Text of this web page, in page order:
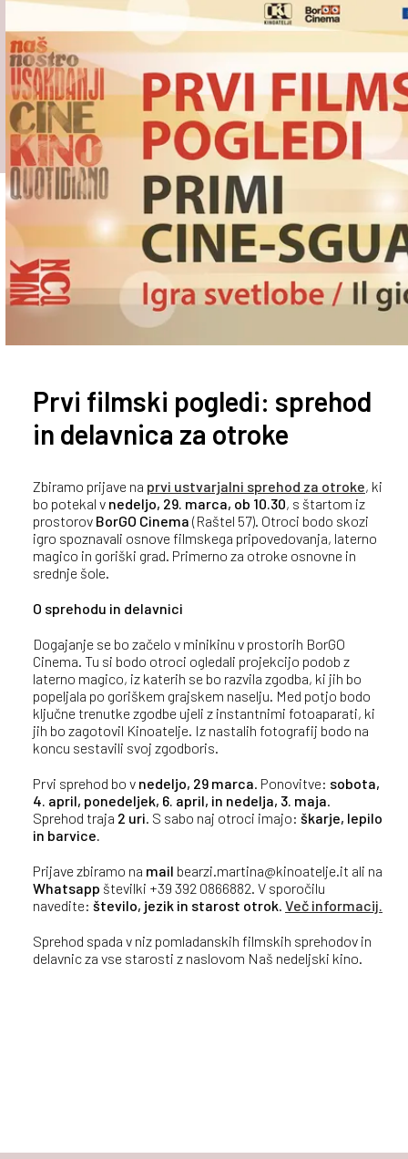
Prvi filmski pogledi: sprehod
in delavnica za otroke
Zbiramo prijave na prvi ustvarjalni sprehod za otroke, ki
bo potekal v nedeljo, 29. marca, ob 10.30, s štartom iz
prostorov BorGO Cinema (Raštel 57). Otroci bodo skozi
igro spoznavali osnove filmskega pripovedovanja, laterno
magico in goriški grad. Primerno za otroke osnovne in
srednje šole.
O sprehodu in delavnici
Dogajanje se bo začelo v minikinu v prostorih BorGO
Cinema. Tu si bodo otroci ogledali projekcijo podob z
laterno magico, iz katerih se bo razvila zgodba, ki jih bo
popeljala po goriškem grajskem naselju. Med potjo bodo
ključne trenutke zgodbe ujeli z instantnimi fotoaparati, ki
jih bo zagotovil Kinoatelje. Iz nastalih fotografij bodo na
koncu sestavili svoj zgodboris.
Prvi sprehod bo v nedeljo, 29 marca. Ponovitve: sobota,
4. april, ponedeljek, 6. april, in nedelja, 3. maja.
Sprehod traja 2 uri. S sabo naj otroci imajo: škarje, lepilo
in barvice.
Prijave zbiramo na mail bearzi.martina@kinoatelje.it ali na
Whatsapp številki +39 392 0866882. V sporočilu
navedite: število, jezik in starost otrok. Več informacij.
Sprehod spada v niz pomladanskih filmskih sprehodov in
delavnic za vse starosti z naslovom Naš nedeljski kino.